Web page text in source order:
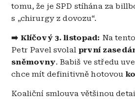
tomu, že je SPD stíhána za
s „chirurgy z dovozu“.
➡️ Klíčový 3. listopad: Na
Petr Pavel svolal první
sněmovny. Babiš ve středu
chce mít definitivně hotovou
Koaliční smlouva většinou